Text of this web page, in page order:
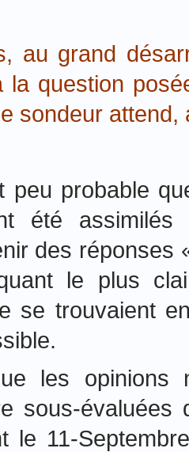
au grand
la question
sondeur attend,
peu probable
été assimilés
des réponses
le plus
se trouvaient
les opinions
sous-
le 11-